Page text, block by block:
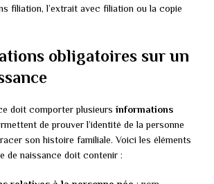
filiation, l’extrait avec filiation ou la copie
obligatoires sur un
doit comporter plusieurs informations
de prouver l’identité de la personne
son histoire familiale. Voici les éléments
de naissance doit contenir :